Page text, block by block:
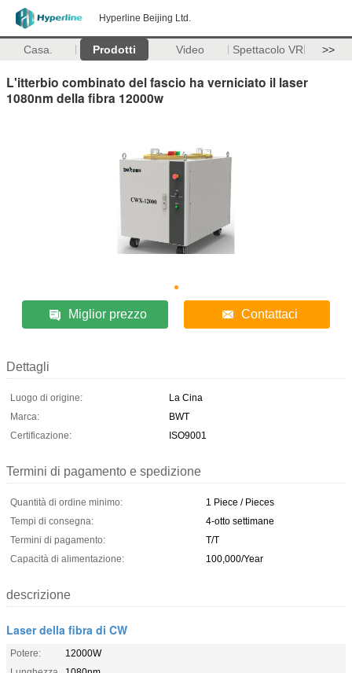
Hyperline Beijing Ltd.
Casa. Prodotti Video Spettacolo VR >>
L'itterbio combinato del fascio ha verniciato il laser
1080nm della fibra 12000w
Miglior prezzo Contattaci
Dettagli
Luogo di origine:
La Cina
Marca:
BWT
Certificazione:
ISO9001
Termini di pagamento e spedizione
Quantità di ordine minimo:
1 Piece / Pieces
Tempi di consegna:
4-otto settimane
Termini di pagamento:
T/T
Capacità di alimentazione:
100,000/Year
descrizione
Laser della fibra di CW
Potere:
12000W